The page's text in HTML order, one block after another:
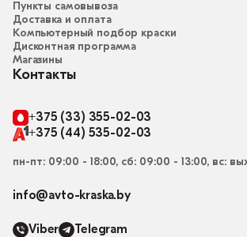
Пункты самовывоза
Доставка и оплата
Компьютерный подбор краски
Дисконтная программа
Магазины
Контакты
+375 (33) 355-02-03
+375 (44) 535-02-03
пн-пт: 09:00 - 18:00, сб: 09:00 - 13:00, вс:
info@avto-kraska.by
Viber Telegram